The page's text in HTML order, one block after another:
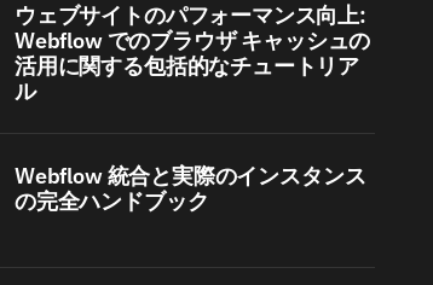
ウェブサイトのパフォーマンス向上:
Webflow でのブラウザ キャッシュの
活用に関する包括的なチュートリア
ル
Webflow 統合と実際のインスタンス
の完全ハンドブック